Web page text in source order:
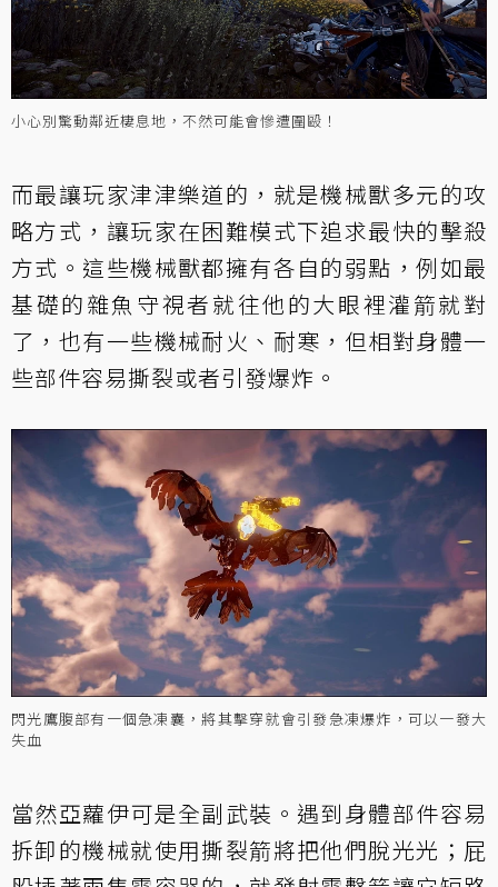
小心別驚動鄰近棲息地，不然可能會慘遭圍毆！
而最讓玩家津津樂道的，就是機械獸多元的攻
略方式，讓玩家在困難模式下追求最快的擊殺
方式。這些機械獸都擁有各自的弱點，例如最
基礎的雜魚守視者就往他的大眼裡灌箭就對
了，也有一些機械耐火、耐寒，但相對身體一
些部件容易撕裂或者引發爆炸。
閃光鷹腹部有一個急凍囊，將其擊穿就會引發急凍爆炸，可以一發大
失血
當然亞蘿伊可是全副武裝。遇到身體部件容易
拆卸的機械就使用撕裂箭將把他們脫光光；屁